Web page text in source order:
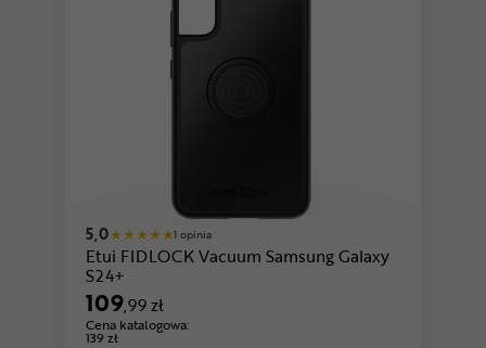
5,0 1 opinia
Etui FIDLOCK Vacuum Samsung Galaxy
S24+
109,99 zł
Cena katalogowa:
139 zł